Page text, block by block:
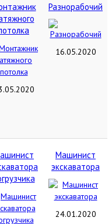
Разнорабочий
16.05.2020
Машинист
экскаватора
24.01.2020